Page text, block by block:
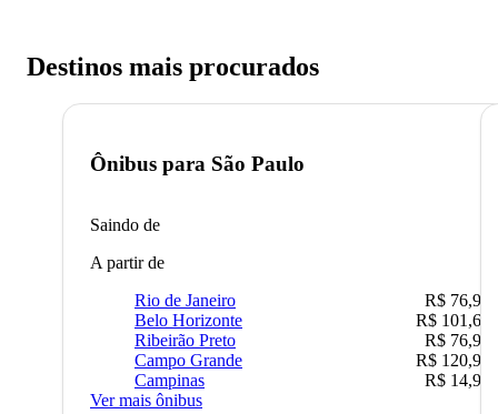
Destinos mais procurados
Ônibus para São Paulo
Saindo de
A partir de
Rio de Janeiro
R$ 76,90
Belo Horizonte
R$ 101,67
Ribeirão Preto
R$ 76,90
Campo Grande
R$ 120,90
Campinas
R$ 14,90
Ver mais ônibus